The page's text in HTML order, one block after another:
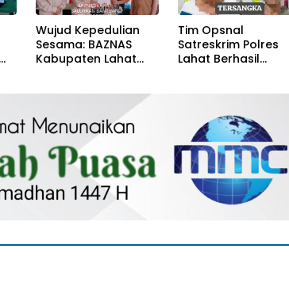
Wujud Kepedulian
Sesama: BAZNAS
Kabupaten Lahat
Tim Opsnal
Satreskrim Polres
Lahat Berhasil